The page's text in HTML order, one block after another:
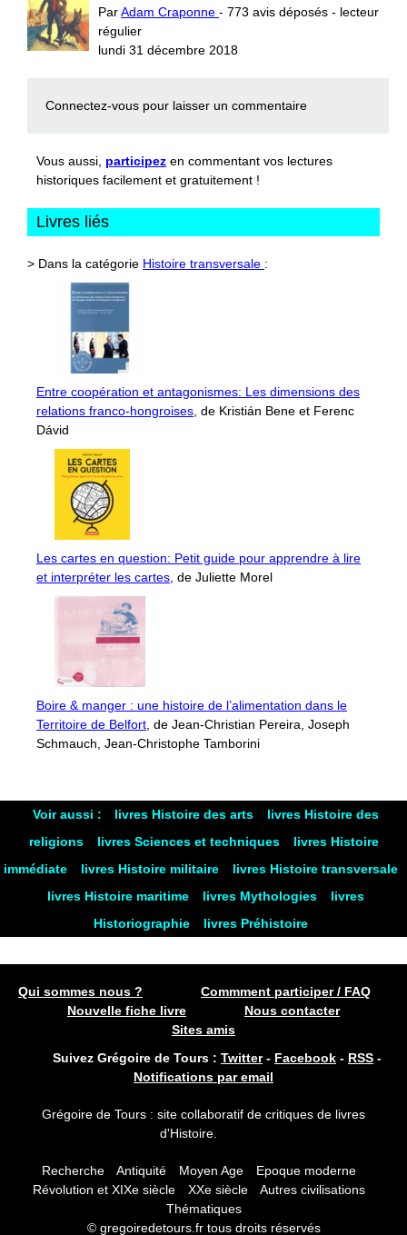
ParAdam Craponne- 773 avis déposés - lecteur
régulier
lundi 31 décembre 2018
Connectez-vous pour laisser un commentaire
Vous aussi, participez en commentant vos lectures
historiques facilement et gratuitement !
Livres liés
> Dans la catégorie Histoire transversale :
Entre coopération et antagonismes: Les dimensions des
relations franco-hongroises, de Kristián Bene et Ferenc
Dávid
Les cartes en question: Petit guide pour apprendre à lire
et interpréter les cartes, de Juliette Morel
Boire & manger : une histoire de l’alimentation dans le
Territoire de Belfort, de Jean-Christian Pereira, Joseph
Schmauch, Jean-Christophe Tamborini
Voir aussi : livres Histoire des arts
livres Histoire des
religions
livres Sciences et techniques
livres Histoire
immédiate
livres Histoire militaire
livres Histoire transversale
livres Histoire maritime
livres Mythologies
livres
Historiographie
livres Préhistoire
Qui sommes nous ?
Commment participer / FAQ
Nouvelle fiche livre
Nous contacter
Sites amis
Suivez Grégoire de Tours : Twitter- Facebook - RSS -
Notifications par email
Grégoire de Tours : site collaboratif de critiques de livres
d'Histoire.
Recherche Antiquité Moyen Age
Epoque moderne
Révolution et XIXe siècle
XXe siècle
Autres civilisations
Thématiques
© gregoiredetours.fr tous droits réservés